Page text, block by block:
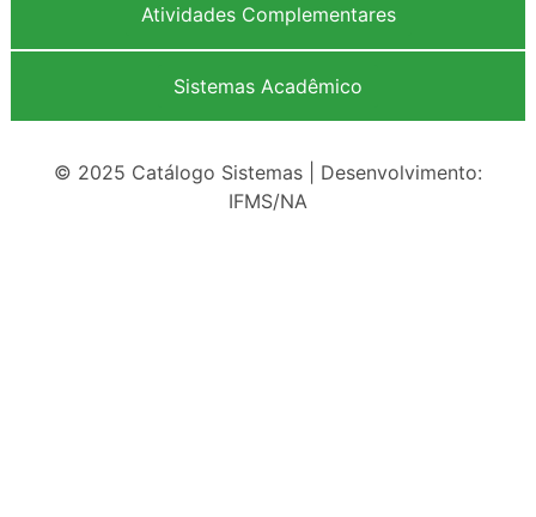
Atividades Complementares
Sistemas Acadêmico
© 2025 Catálogo Sistemas | Desenvolvimento:
IFMS/NA